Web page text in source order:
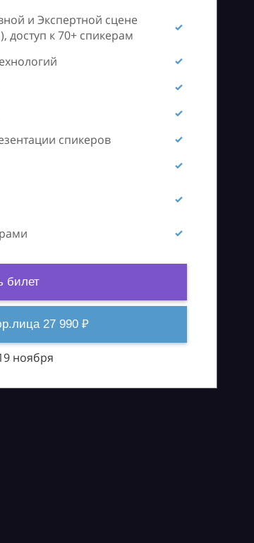
и Экспертной сцене
доступ к 70+ спикерам
спикеров
билет
27 990 ₽
ноября